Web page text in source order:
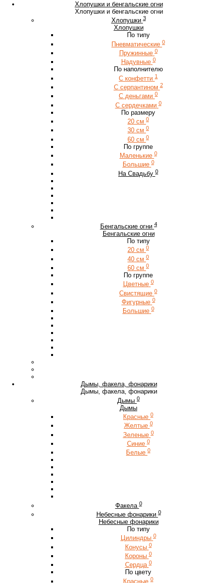
Хлопушки и бенгальские огни
Хлопушки и бенгальские огни
Хлопушки 3
Хлопушки
По типу
Пневматические 0
Пружинные 0
Надувные 0
По наполнителю
С конфетти 1
С серпантином 2
С деньгами 0
С сердечками 0
По размеру
20 см 0
30 см 0
60 см 0
По группе
Маленькие 0
Большие 0
На Свадьбу 0
Бенгальские огни 4
Бенгальские огни
По типу
20 см 0
40 см 0
60 см 0
По группе
Цветные 0
Свистящие 0
Фигурные 0
Большие 0
Дымы, факела, фонарики
Дымы, факела, фонарики
Дымы 0
Дымы
Красные 0
Желтые 0
Зеленые 0
Синие 0
Белые 0
Факела 0
Небесные фонарики 0
Небесные фонарики
По типу
Цилиндры 0
Конусы 0
Короны 0
Сердца 0
По цвету
Красные 0